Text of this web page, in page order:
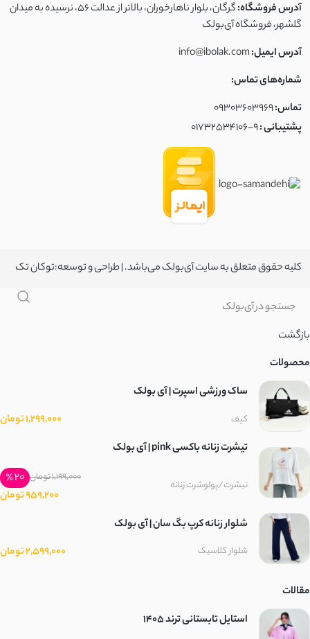
آدرس فروشگاه:
گرگان، بلوار ناهارخوران، بالاتر از عدالت ۵۶، نرسیده به میدان
گلشهر، فروشگاه آی‌بولک
آدرس ایمیل:info@ibolak.com
شماره‌های تماس:
تماس:09303603969
پشتیبانی :01732534106-9
کلیه حقوق متعلق به سایت آی‌بولک می‌باشد. | طراحی و توسعه:توکان تک
بازگشت
محصولات
ساک ورزشی اسپرت | آی بولک
کیف
1,299,000 تومان
تیشرت زنانه باکسی pink | آی بولک
تیشرت/پولوشرت زنانه
1,199,000 تومان
20 ٪
959,200 تومان
شلوار زنانه کرپ بگ سان | آی بولک
شلوار کلاسیک 2,599,000 تومان
مقالات
استایل تابستانی ترند ۱۴۰۵